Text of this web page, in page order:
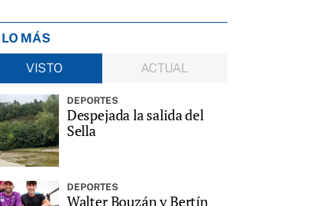
LO MÁS
VISTO
ACTUAL
DEPORTES
Despejada la salida del
Sella
DEPORTES
Walter Bouzán y Bertín